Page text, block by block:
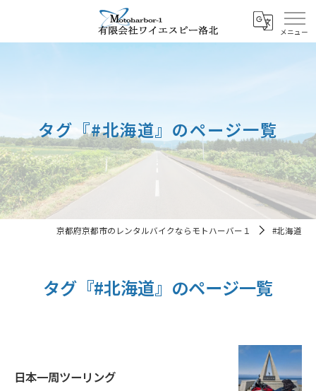
タグ『#北海道』のページ一覧
京都府京都市のレンタルバイクならモトハーバー１ #北海道
タグ『#北海道』のページ一覧
日本一周ツーリング